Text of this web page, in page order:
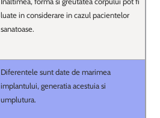
luate in considerare in cazul pacientelor
sanatoase.
Diferentele sunt date de marimea
implantului, generatia acestuia si
umplutura.